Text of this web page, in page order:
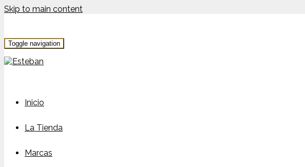
Skip to main content
Toggle navigation
Inicio
La Tienda
Marcas